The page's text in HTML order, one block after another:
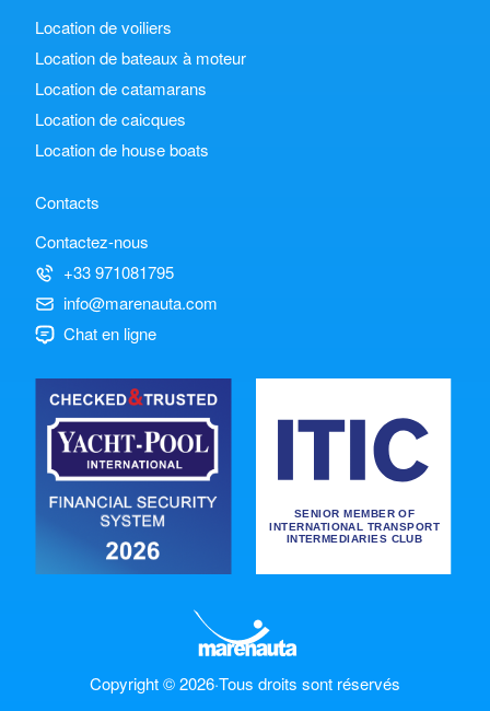
Location de voiliers
Location de bateaux à moteur
Location de catamarans
Location de caicques
Location de house boats
Contacts
Contactez-nous
+33 971081795
info@marenauta.com
Chat en ligne
Copyright © 2026·Tous droits sont réservés